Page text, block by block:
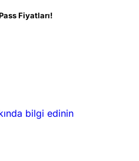
bilgi edinin
Saatler ve Süre